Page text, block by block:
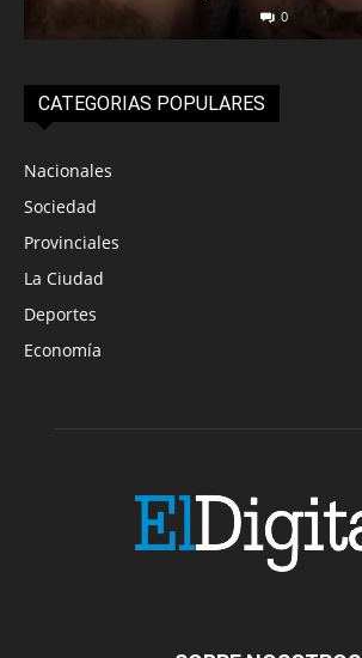
0
CATEGORIAS POPULARES
Nacionales
Sociedad
Provinciales
La Ciudad
Deportes
Economía